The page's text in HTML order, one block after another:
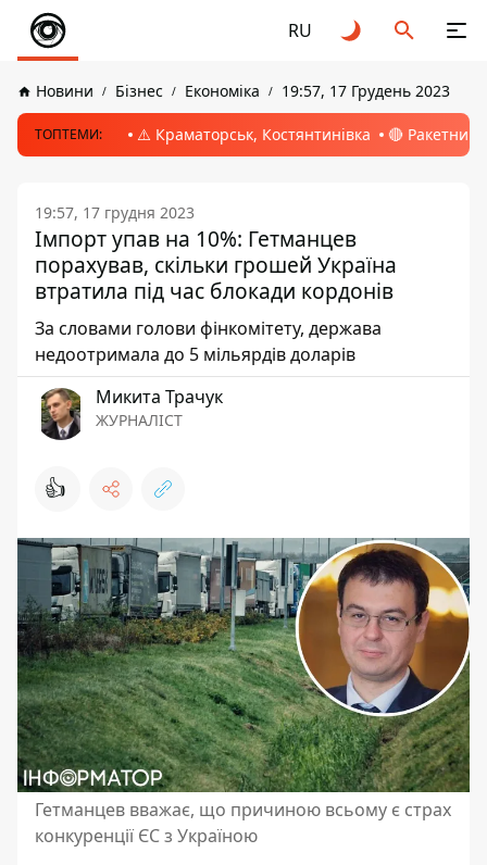
RU
Новини Бізнес Економіка 19:57, 17 Грудень 2023
ТОПТЕМИ: ⚠️ Краматорськ, Костянтинівка 🔴 Ракетний
19:57, 17 грудня 2023
Імпорт упав на 10%: Гетманцев
порахував, скільки грошей Україна
втратила під час блокади кордонів
За словами голови фінкомітету, держава
недоотримала до 5 мільярдів доларів
Микита Трачук
ЖУРНАЛІСТ
👍
Гетманцев вважає, що причиною всьому є страх
конкуренції ЄС з Україною